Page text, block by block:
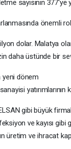
sayısının
önemli rol
dolar. Malatya
daha üstünde bir
yeni dönem
yatırımlarının
gibi büyük
ve kayısı
üretim ve ihracat